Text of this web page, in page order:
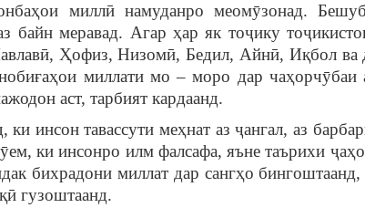
миллӣ намуданро меомӯзонад.
байн меравад. Агар ҳар як тоҷику
Ҳофиз, Низомӣ, Бедил, Айнӣ, Иқбол ва
миллати мо – моро дар чаҳорчӯбаи
аст, тарбият кардаанд.
инсон тавассути меҳнат аз ҷангал, аз
ки инсонро илм фалсафа, яъне таърихи
бихрадони миллат дар сангҳо
гузоштаанд.